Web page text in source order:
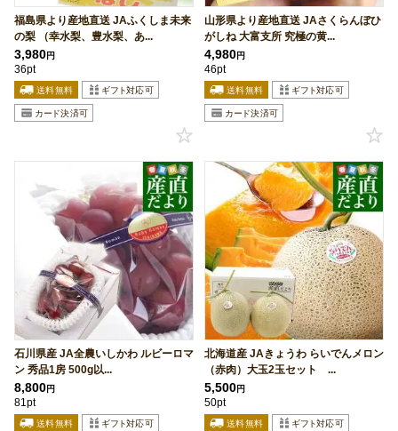
福島県より産地直送 JAふくしま未来
の梨 （幸水梨、豊水梨、あ...
3,980円
36pt
山形県より産地直送 JAさくらんぼひ
がしね 大富支所 究極の黄...
4,980円
46pt
石川県産 JA全農いしかわ ルビーロマ
ン 秀品1房 500g以...
8,800円
81pt
北海道産 JAきょうわ らいでんメロン
（赤肉）大玉2玉セット ...
5,500円
50pt